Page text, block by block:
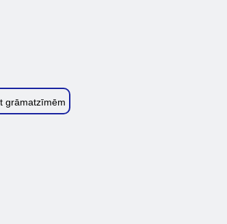
grāmatzīmēm